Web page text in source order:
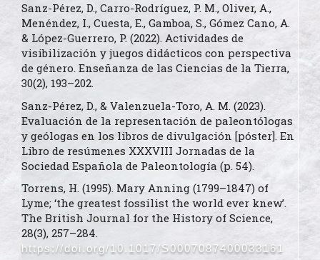
Sanz-Pérez, D., Carro-Rodríguez, P. M., Oliver, A.,
Menéndez, I., Cuesta, E., Gamboa, S., Gómez Cano, A.
& López-Guerrero, P. (2022). Actividades de
visibilización y juegos didácticos con perspectiva
de género. Enseñanza de las Ciencias de la Tierra,
30(2), 193–202.
Sanz-Pérez, D., & Valenzuela-Toro, A. M. (2023).
Evaluación de la representación de paleontólogas
y geólogas en los libros de divulgación [póster]. En
Libro de resúmenes XXXVIII Jornadas de la
Sociedad Española de Paleontología (p. 54).
Torrens, H. (1995). Mary Anning (1799–1847) of
Lyme; ‘the greatest fossilist the world ever knew’.
The British Journal for the History of Science,
28(3), 257–284.
https://doi.org/10.1017/S0007087400033161